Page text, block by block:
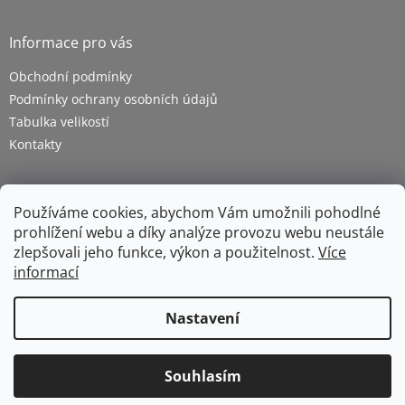
Používáme cookies, abychom Vám umožnili pohodlné
prohlížení webu a díky analýze provozu webu neustále
zlepšovali jeho funkce, výkon a použitelnost. Více
informací
Nastavení
Souhlasím
Informace pro vás
Obchodní podmínky
Podmínky ochrany osobních údajů
Tabulka velikostí
Kontakty
Copyright 2026ZETRA - pracovní oděvy s.r.o.. Všechna
práva vyhrazena.Upravit nastavení cookies